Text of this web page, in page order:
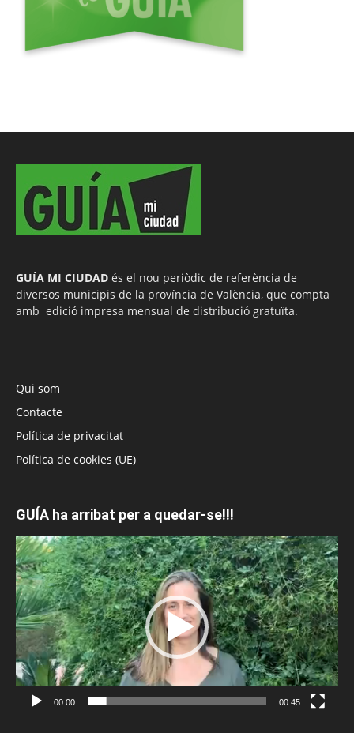
GUÍA MI CIUDAD és el nou periòdic de referència de
diversos municipis de la província de València, que compta
amb edició impresa mensual de distribució gratuïta.
Qui som
Contacte
Política de privacitat
Política de cookies (UE)
GUÍA ha arribat per a quedar-se!!!
Reproductor
de
vídeo
00:00 00:45